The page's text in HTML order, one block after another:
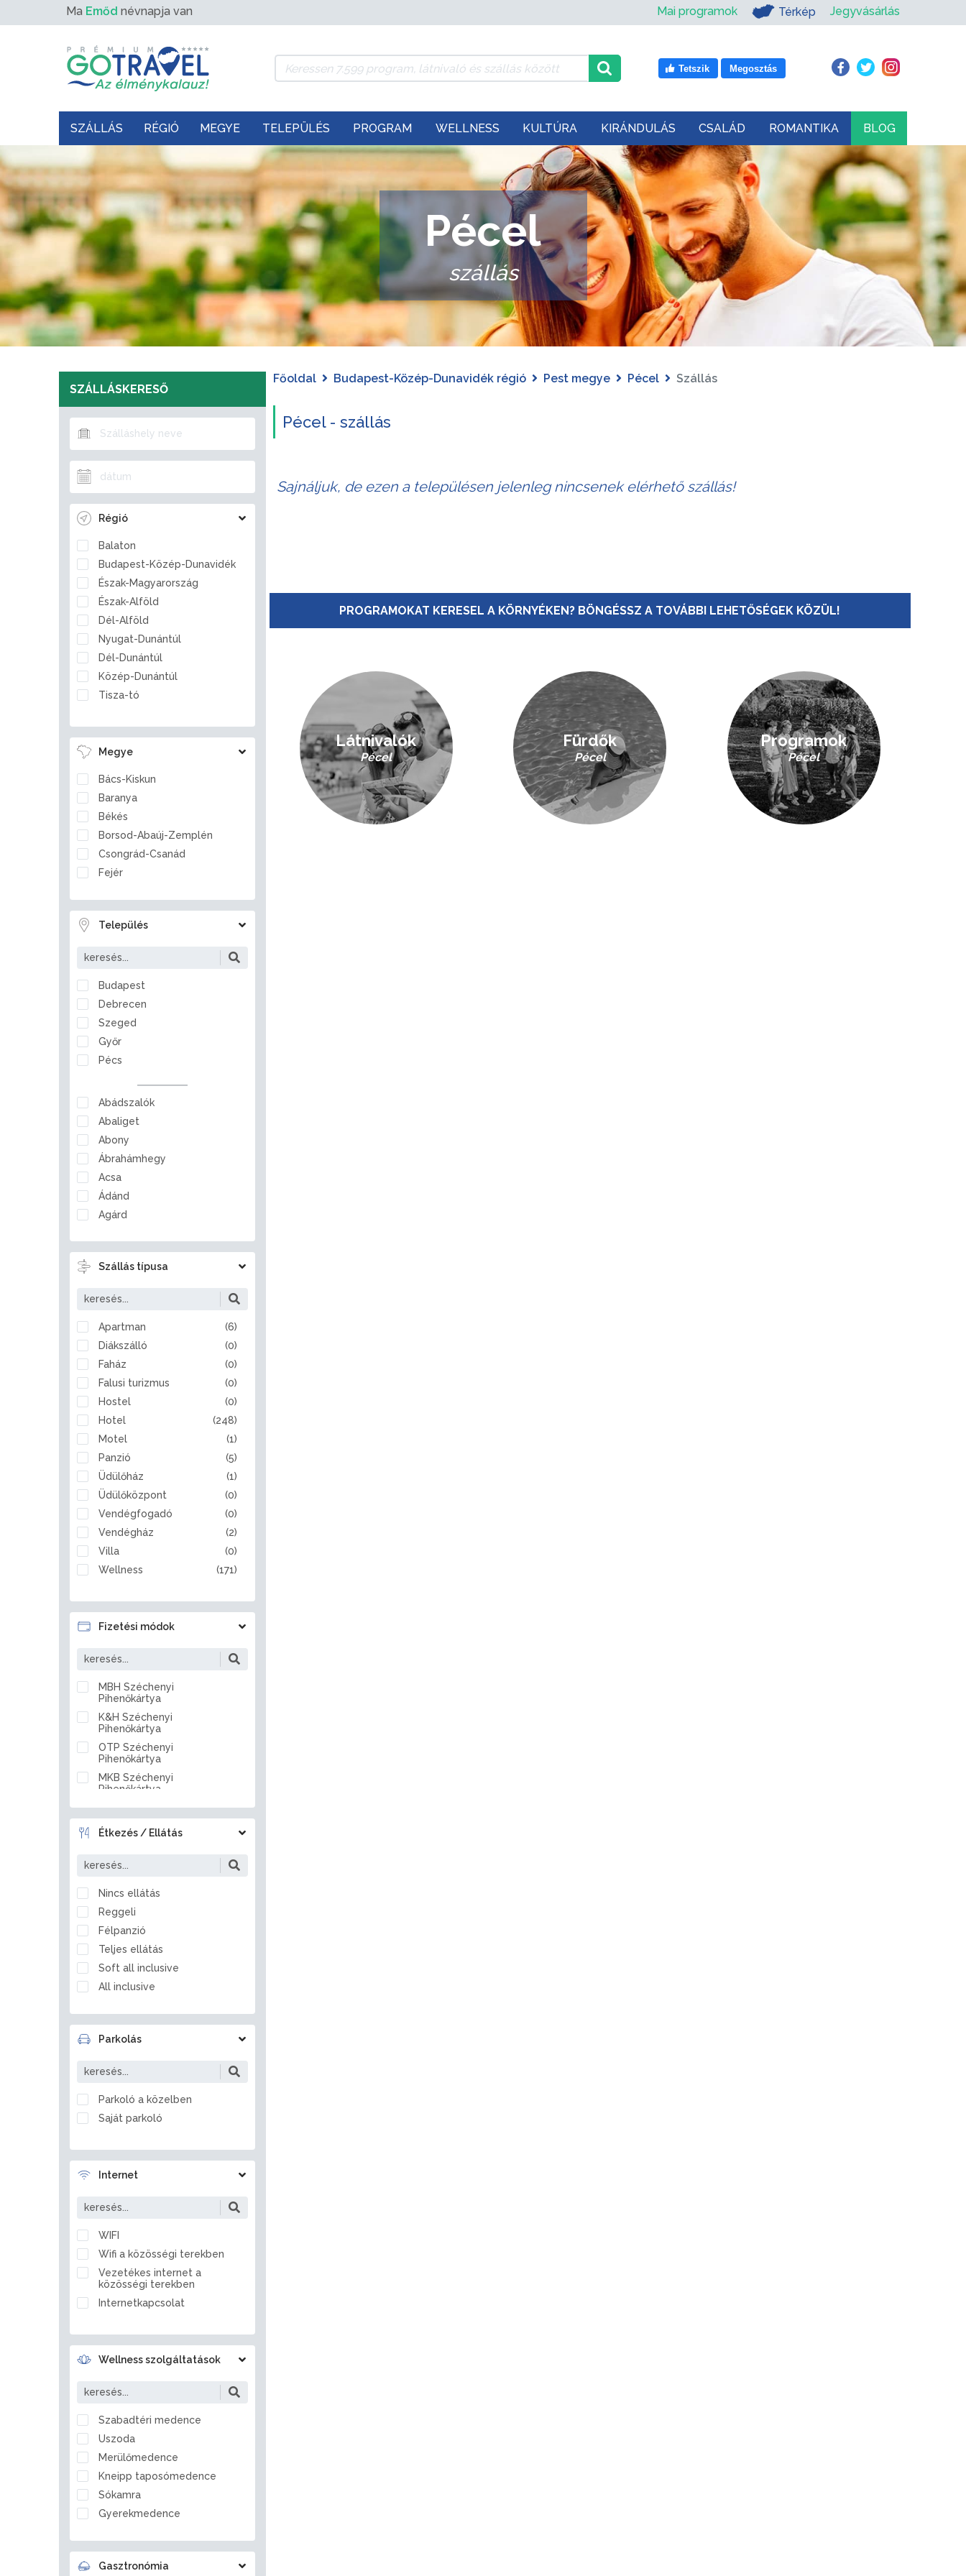
Ma Emőd névnapja van Mai programok Térkép Jegyvásárlás
Tetszik Megosztás
SZÁLLÁS RÉGIÓ MEGYE TELEPÜLÉS PROGRAM WELLNESS KULTÚRA KIRÁNDULÁS CSALÁD ROMANTIKA BLOG
Pécel
szállás
SZÁLLÁSKERESŐ
Régió
Balaton
Budapest-Közép-Dunavidék
Észak-Magyarország
Észak-Alföld
Dél-Alföld
Nyugat-Dunántúl
Dél-Dunántúl
Közép-Dunántúl
Tisza-tó
Megye
Bács-Kiskun
Baranya
Békés
Borsod-Abaúj-Zemplén
Csongrád-Csanád
Fejér
Hajdú-Bihar
Heves
Nógrád
Pest
Somogy
Szabolcs-Szatmár-Bereg
Tolna
Veszprém
Zala
Település
Budapest
Debrecen
Szeged
Győr
Pécs
Abádszalók
Abaliget
Abony
Ábrahámhegy
Acsa
Ádánd
Agárd
Aggtelek
Ajka
Alcsútdoboz
Aldebrő
Algyő
Almamellék
Alsóberecki
Alsóbogát
Alsónémedi
Alsóörs
Apaj
Apostag
Ásotthalom
Aszód
Bábolna
Babót
Badacsonytördemic
Baja
Bakonszeg
Bakonya
Bakonybél
Bakonynána
Bakonyszentlászló
Balassagyarmat
Balatonakarattya
Balatonberény
Balatonboglár
Balatonederics
Balatonfenyves
Balatonfőkajár
Balatonföldvár
Balatonfüred
Balatonkenese
Balatonmagyaród
Balatonrendes
Balatonszabadi
Balatonszemes
Balatonszőlős
Balf
Ballószög
Balmazújváros
Bánd
Bánk
Barcs
Bátaszék
Becsvölgye
Békéscsaba
Békésszentandrás
Bélapátfalva
Szállás típusa
Apartman
(6)
Diákszálló
(0)
Faház
(0)
Falusi turizmus
(0)
Hostel
(0)
Hotel
(248)
Motel
(1)
Panzió
(5)
Üdülőház
(1)
Üdülőközpont
(0)
Vendégfogadó
(0)
Vendégház
(2)
Villa
(0)
Wellness
(171)
Fizetési módok
MBH Széchenyi
Pihenőkártya
K&H Széchenyi
Pihenőkártya
OTP Széchenyi
Pihenőkártya
MKB Széchenyi
Pihenőkártya
Készpénz
Átutalás
Étkezés / Ellátás
Nincs ellátás
Reggeli
Félpanzió
Teljes ellátás
Soft all inclusive
All inclusive
Parkolás
Parkoló a közelben
Saját parkoló
Internet
WIFI
Wifi a közösségi terekben
Vezetékes internet a
közösségi terekben
Internetkapcsolat
Wellness szolgáltatások
Szabadtéri medence
Uszoda
Merülőmedence
Kneipp taposómedence
Sókamra
Gyerekmedence
Gőzkamra
Aromakabin
Gasztronómia
Főoldal Budapest-Közép-Dunavidék régió Pest megye Pécel Szállás
Pécel - szállás
Sajnáljuk, de ezen a településen jelenleg nincsenek elérhető szállás!
PROGRAMOKAT KERESEL A KÖRNYÉKEN? BÖNGÉSSZ A TOVÁBBI LEHETŐSÉGEK KÖZÜL!
Látnivalók
Pécel
Fürdők
Pécel
Programok
Pécel